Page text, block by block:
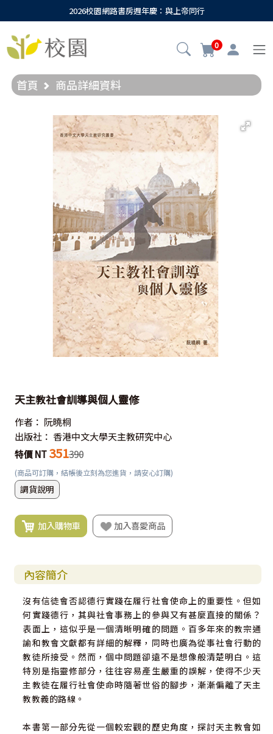
2026校園網路書房週年慶：與上帝同行
0
首頁 商品詳細資料
天主教社會訓導與個人靈修
作者： 阮曉桐
出版社： 香港中文大學天主教研究中心
特價 NT 351390
(商品可訂購，結帳後立刻為您進貨，請安心訂購)
調貨說明
加入購物車 加入喜愛商品
內容簡介
沒有信徒會否認德行實踐在履行社會使命上的重要性。但如
何實踐德行，其與社會事務上的參與又有甚麼直接的關係？
表面上，這似乎是一個清晰明確的問題。百多年來的教宗通
諭和教會文獻都有詳細的解釋，同時也廣為從事社會行動的
教徒所接受。然而，個中問題卻遠不是想像般清楚明白。這
特別是指靈修部分，往往容易產生嚴重的誤解，使得不少天
主教徒在履行社會使命時隨著世俗的腳步，漸漸偏離了天主
教教義的路線。
本書第一部分先從一個較宏觀的歷史角度，探討天主教會如